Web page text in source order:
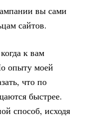
вы сами
сайтов.
к вам
опыту моей
что по
быстрее.
способ, исходя